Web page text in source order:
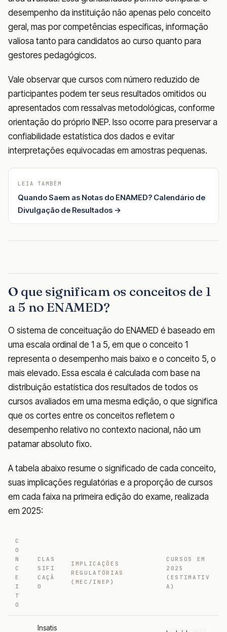
desempenho da instituição não apenas pelo conceito
geral, mas por competências específicas, informação
valiosa tanto para candidatos ao curso quanto para
gestores pedagógicos.
Vale observar que cursos com número reduzido de
participantes podem ter seus resultados omitidos ou
apresentados com ressalvas metodológicas, conforme
orientação do próprio INEP. Isso ocorre para preservar a
confiabilidade estatística dos dados e evitar
interpretações equivocadas em amostras pequenas.
LEIA TAMBÉM
Quando Saem as Notas do ENAMED? Calendário de
Divulgação de Resultados →
O que significam os conceitos de 1
a 5 no ENAMED?
O sistema de conceituação do ENAMED é baseado em
uma escala ordinal de 1 a 5, em que o conceito 1
representa o desempenho mais baixo e o conceito 5, o
mais elevado. Essa escala é calculada com base na
distribuição estatística dos resultados de todos os
cursos avaliados em uma mesma edição, o que significa
que os cortes entre os conceitos refletem o
desempenho relativo no contexto nacional, não um
patamar absoluto fixo.
A tabela abaixo resume o significado de cada conceito,
suas implicações regulatórias e a proporção de cursos
em cada faixa na primeira edição do exame, realizada
em 2025:
C
O
N
C
E
I
T
O
CLAS
SIFI
CAÇÃ
O
IMPLICAÇÕES
REGULATÓRIAS
(MEC/INEP)
CURSOS EM
2025
(ESTIMATIV
A)
Insatis